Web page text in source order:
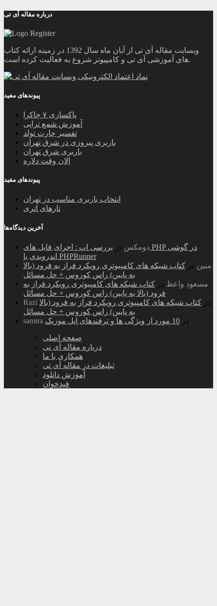
درباره مقاله آی تی
وبسایت مقاله آی تی از آبان ماه سال 1392 در زمینه ارائه کتاب
های آموزشی آی تی و کامپیوتر شروع به فعالیت کرده است.
پیوندهای مفید
پاکسازی ۷ چاکرا
آموزش شمع تراپی
تفسیر چارت تولد
باربری پیروزی در شرق تهران
باربری شرق تهران
الان وقت دلاره
پیوندهای مفید
انتخاب باربری مناسب در تهران
تارهای اتری
آخرین دیدگاه‌ها
دومکس در بررسی اپ : اجرای فایل های PHP در گوشی
اندرویدی با PHPRunner
مبین در کتاب شبکه های کامپیوتری رویکرد فراز به فرود (بالا
به پایین) راس کوروس + حل مسائل
مسعود واعظ در کتاب شبکه های کامپیوتری رویکرد فراز به
فرود (بالا به پایین) راس کوروس + حل مسائل
Razi
در کتاب شبکه های کامپیوتری رویکرد فراز به فرود (بالا
به پایین) راس کوروس + حل مسائل
samira
در 10 مورد از ویژگی ها و ترفندهای اپل موزیک
صفحه اصلی
درباره مقاله آی تی
همکاری با ما
تبلیغات در مقاله آی تی
آموزش دانلود
فیدخوان